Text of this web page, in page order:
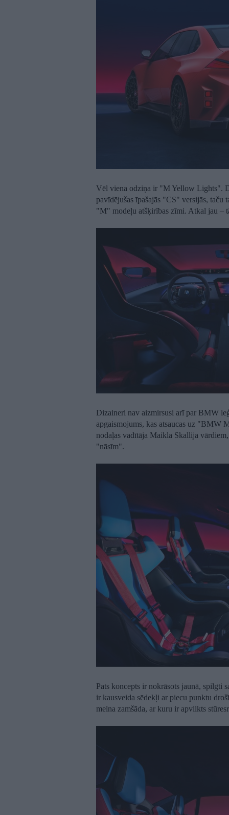
Vēl viena odziņa ir "M Yellow Lights".
pavīdējušas īpašajās "CS" versijās, taču
"M" modeļu atšķirības zīmi. Atkal jau –
Dizaineri nav aizmirsusi arī par BMW
apgaismojums, kas atsaucas uz
nodaļas vadītāja Maikla Skallija
"nāsīm".
Pats koncepts ir nokrāsots jaunā, spilgti
ir kausveida sēdekļi ar piecu punktu
melna zamšāda, ar kuru ir apvilkts